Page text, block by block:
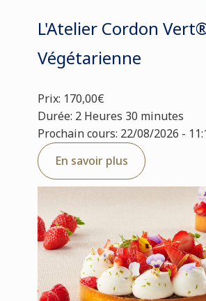
L'Atelier Cordon
Végétarienne
Prix: 170,00€
Durée: 2 Heures 30 minutes
Prochain cours: 22/08/2026 -
En savoir plus